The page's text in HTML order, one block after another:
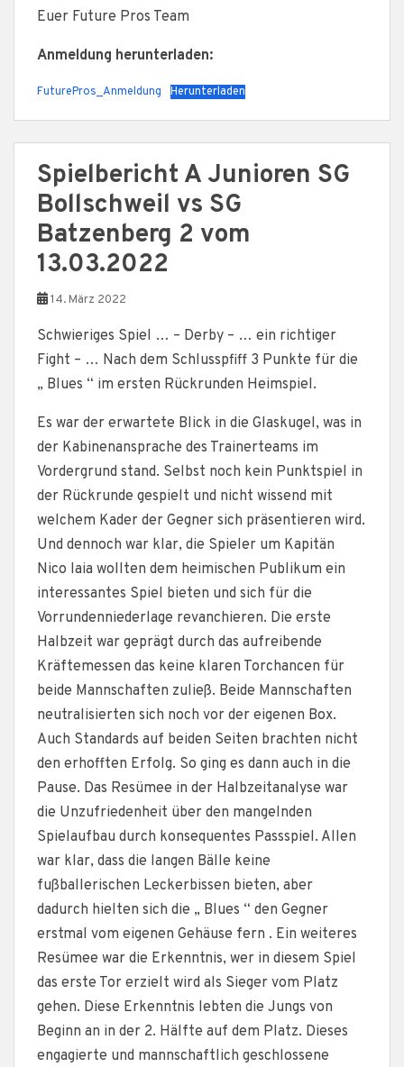
Euer Future Pros Team
Anmeldung herunterladen:
FuturePros_Anmeldung Herunterladen
Spielbericht A Junioren SG
Bollschweil vs SG
Batzenberg 2 vom
13.03.2022
14. März 2022
Schwieriges Spiel … – Derby – … ein richtiger
Fight – … Nach dem Schlusspfiff 3 Punkte für die
„ Blues “ im ersten Rückrunden Heimspiel.
Es war der erwartete Blick in die Glaskugel, was in
der Kabinenansprache des Trainerteams im
Vordergrund stand. Selbst noch kein Punktspiel in
der Rückrunde gespielt und nicht wissend mit
welchem Kader der Gegner sich präsentieren wird.
Und dennoch war klar, die Spieler um Kapitän
Nico Iaia wollten dem heimischen Publikum ein
interessantes Spiel bieten und sich für die
Vorrundenniederlage revanchieren. Die erste
Halbzeit war geprägt durch das aufreibende
Kräftemessen das keine klaren Torchancen für
beide Mannschaften zuließ. Beide Mannschaften
neutralisierten sich noch vor der eigenen Box.
Auch Standards auf beiden Seiten brachten nicht
den erhofften Erfolg. So ging es dann auch in die
Pause. Das Resümee in der Halbzeitanalyse war
die Unzufriedenheit über den mangelnden
Spielaufbau durch konsequentes Passspiel. Allen
war klar, dass die langen Bälle keine
fußballerischen Leckerbissen bieten, aber
dadurch hielten sich die „ Blues “ den Gegner
erstmal vom eigenen Gehäuse fern . Ein weiteres
Resümee war die Erkenntnis, wer in diesem Spiel
das erste Tor erzielt wird als Sieger vom Platz
gehen. Diese Erkenntnis lebten die Jungs von
Beginn an in der 2. Hälfte auf dem Platz. Dieses
engagierte und mannschaftlich geschlossene